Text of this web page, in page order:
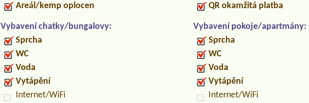
Areál/kemp oplocen
QR okamžitá platba
Vybavení chatky/bungalovy:
Sprcha
WC
Voda
Vytápění
Internet/WiFi
Vybavení pokoje/apartmány:
Sprcha
WC
Voda
Vytápění
Internet/WiFi